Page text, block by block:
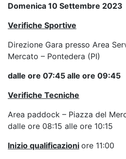
Domenica 10 Settembre 2023
Verifiche Sportive
Direzione Gara presso Area
Mercato – Pontedera (PI)
dalle ore 07:45 alle ore 09:45
Verifiche Tecniche
Area paddock – Piazza del
dalle ore 08:15 alle ore 10:15
Inizio qualificazioni ore 11:00